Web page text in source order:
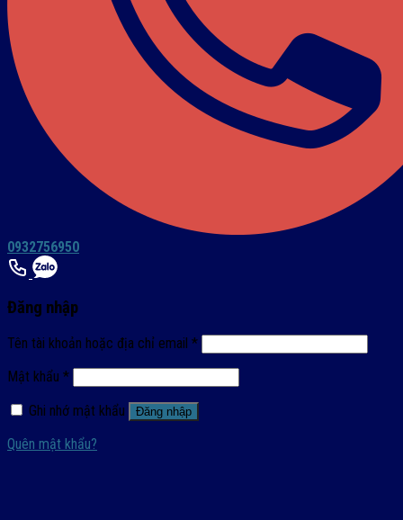
0932756950
Đăng nhập
Tên tài khoản hoặc địa chỉ email *
Mật khẩu *
Ghi nhớ mật khẩu
Đăng nhập
Quên mật khẩu?